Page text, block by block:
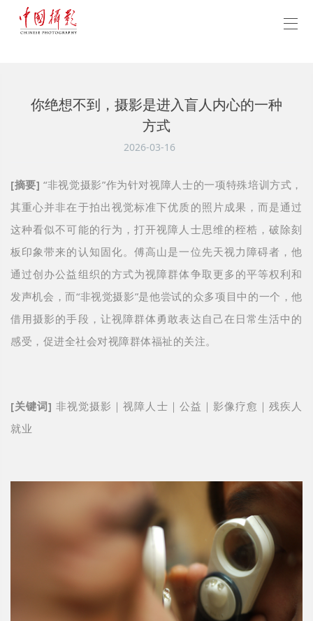
你绝想不到，摄影是进入盲人内心的一种
方式
2026-03-16
[摘要]“非视觉摄影”作为针对视障人士的一项特殊培训方式，
其重心并非在于拍出视觉标准下优质的照片成果，而是通过
这种看似不可能的行为，打开视障人士思维的桎梏，破除刻
板印象带来的认知固化。傅高山是一位先天视力障碍者，他
通过创办公益组织的方式为视障群体争取更多的平等权利和
发声机会，而“非视觉摄影”是他尝试的众多项目中的一个，他
借用摄影的手段，让视障群体勇敢表达自己在日常生活中的
感受，促进全社会对视障群体福祉的关注。
[关键词] 非视觉摄影｜视障人士｜公益｜影像疗愈｜残疾人
就业